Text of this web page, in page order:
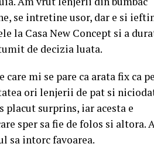
se intretine usor, dar e si
la Casa New Concept si a
de decizia luata.
mi se pare ca arata fix ca pe
ori lenjerii de pat si
placut surprins, iar acesta e
sper sa fie de folos si altora.
sa intorc favoarea.